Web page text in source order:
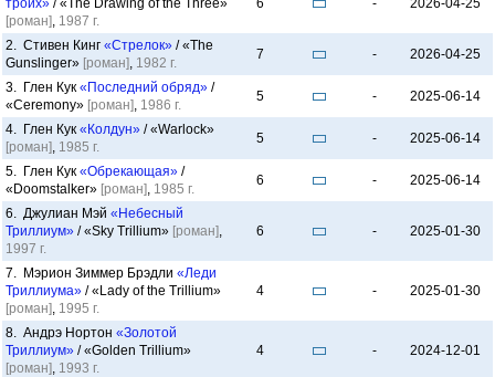
троих» / «The Drawing of the Three»
[роман], 1987 г.
6 - 2026-04-25
2. Стивен Кинг «Стрелок» / «The
Gunslinger» [роман], 1982 г.
7 - 2026-04-25
3. Глен Кук «Последний обряд» /
«Ceremony» [роман], 1986 г.
5 - 2025-06-14
4. Глен Кук «Колдун» / «Warlock»
[роман], 1985 г.
5 - 2025-06-14
5. Глен Кук «Обрекающая» /
«Doomstalker» [роман], 1985 г.
6 - 2025-06-14
6. Джулиан Мэй «Небесный
Триллиум» / «Sky Trillium» [роман],
1997 г.
6 - 2025-01-30
7. Мэрион Зиммер Брэдли «Леди
Триллиума» / «Lady of the Trillium»
[роман], 1995 г.
4 - 2025-01-30
8. Андрэ Нортон «Золотой
Триллиум» / «Golden Trillium»
[роман], 1993 г.
4 - 2024-12-01